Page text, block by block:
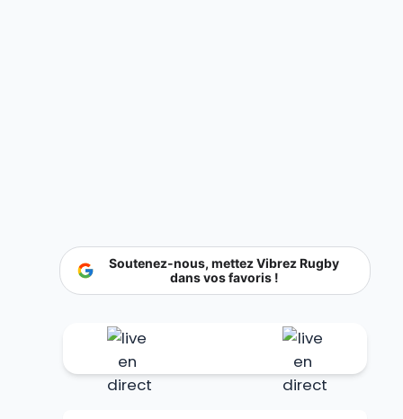
Soutenez-nous, mettez Vibrez Rugby
dans vos favoris !